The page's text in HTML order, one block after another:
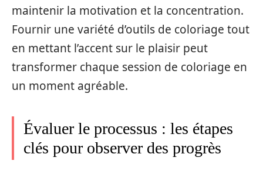
maintenir la motivation et la concentration.
Fournir une variété d’outils de coloriage tout
en mettant l’accent sur le plaisir peut
transformer chaque session de coloriage en
un moment agréable.
Évaluer le processus : les étapes
clés pour observer des progrès